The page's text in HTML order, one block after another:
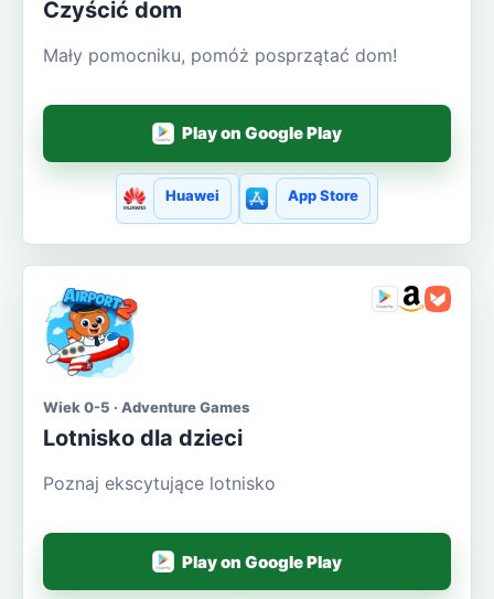
Czyścić dom
Mały pomocniku, pomóż posprzątać dom!
Play on Google Play
Huawei App Store
Wiek 0-5 · Adventure Games
Lotnisko dla dzieci
Poznaj ekscytujące lotnisko
Play on Google Play